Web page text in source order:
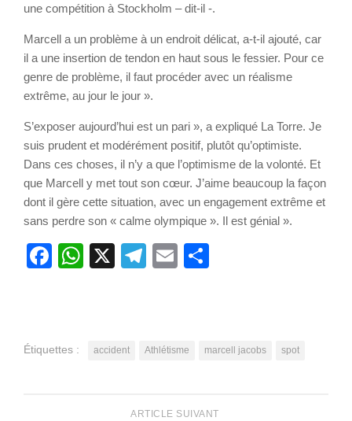
une compétition à Stockholm – dit-il -.
Marcell a un problème à un endroit délicat, a-t-il ajouté, car
il a une insertion de tendon en haut sous le fessier. Pour ce
genre de problème, il faut procéder avec un réalisme
extrême, au jour le jour ».
S’exposer aujourd’hui est un pari », a expliqué La Torre. Je
suis prudent et modérément positif, plutôt qu’optimiste.
Dans ces choses, il n’y a que l’optimisme de la volonté. Et
que Marcell y met tout son cœur. J’aime beaucoup la façon
dont il gère cette situation, avec un engagement extrême et
sans perdre son « calme olympique ». Il est génial ».
Facebook
WhatsApp
X Telegram
Email
Étiquettes : accident Athlétisme marcell jacobs spot
ARTICLE SUIVANT